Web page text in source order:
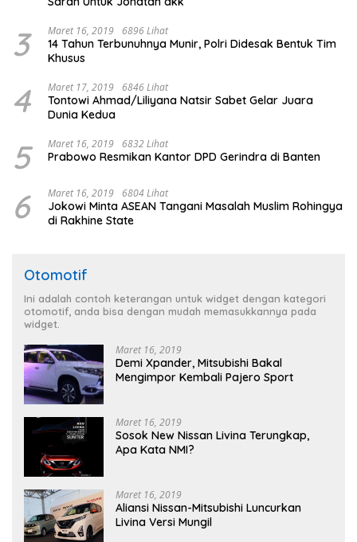
3 Maret 16, 2019 6896 Lihat
14 Tahun Terbunuhnya Munir, Polri Didesak Bentuk Tim
Khusus
4 Maret 17, 2019 6846 Lihat
Tontowi Ahmad/Liliyana Natsir Sabet Gelar Juara
Dunia Kedua
5 Maret 16, 2019 6832 Lihat
Prabowo Resmikan Kantor DPD Gerindra di Banten
6 Maret 16, 2019 6804 Lihat
Jokowi Minta ASEAN Tangani Masalah Muslim Rohingya
di Rakhine State
Otomotif
Ini adalah contoh keterangan untuk widget dengan kategori
otomotif, anda bisa dengan mudah memasukkannya pada
widget.
Maret 16, 2019
Demi Xpander, Mitsubishi Bakal
Mengimpor Kembali Pajero Sport
Maret 16, 2019
Sosok New Nissan Livina Terungkap,
Apa Kata NMI?
Maret 16, 2019
Aliansi Nissan-Mitsubishi Luncurkan
Livina Versi Mungil